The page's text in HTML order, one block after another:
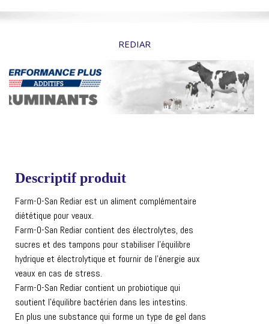
REDIAR
Descriptif produit
Farm-O-San Rediar est un aliment complémentaire
diététique pour veaux.
Farm-O-San Rediar contient des électrolytes, des
sucres et des tampons pour stabiliser l’équilibre
hydrique et électrolytique et fournir de l’énergie aux
veaux en cas de stress.
Farm-O-San Rediar contient un probiotique qui
soutient l’équilibre bactérien dans les intestins.
En plus une substance qui forme un type de gel dans